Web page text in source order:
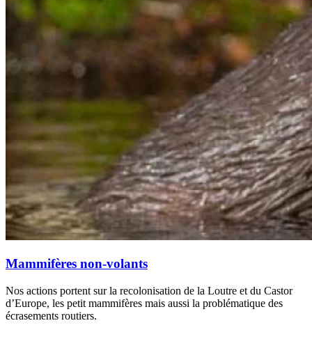
Mammifères non-volants
Nos actions portent sur la recolonisation de la Loutre et du Castor
d’Europe, les petit mammifères mais aussi la problématique des
écrasements routiers.